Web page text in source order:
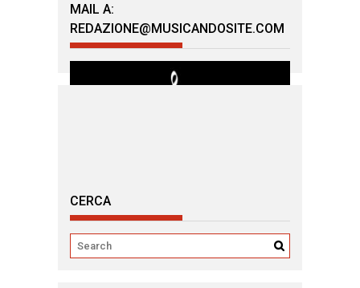
MAIL A:
REDAZIONE@MUSICANDOSITE.COM
CERCA